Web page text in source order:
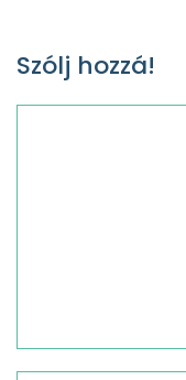
Szólj hozzá!